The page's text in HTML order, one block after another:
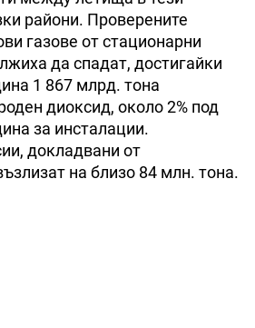
райони. Проверените
газове от стационарни
да спадат, достигайки
1 867 млрд. тона
диоксид, около 2% под
за инсталации.
докладвани от
на близо 84 млн. тона.